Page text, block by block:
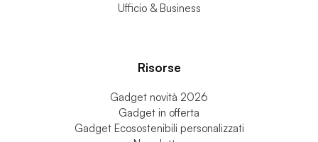
Ufficio & Business
Risorse
Gadget novità 2026
Gadget in offerta
Gadget Ecosostenibili personalizzati